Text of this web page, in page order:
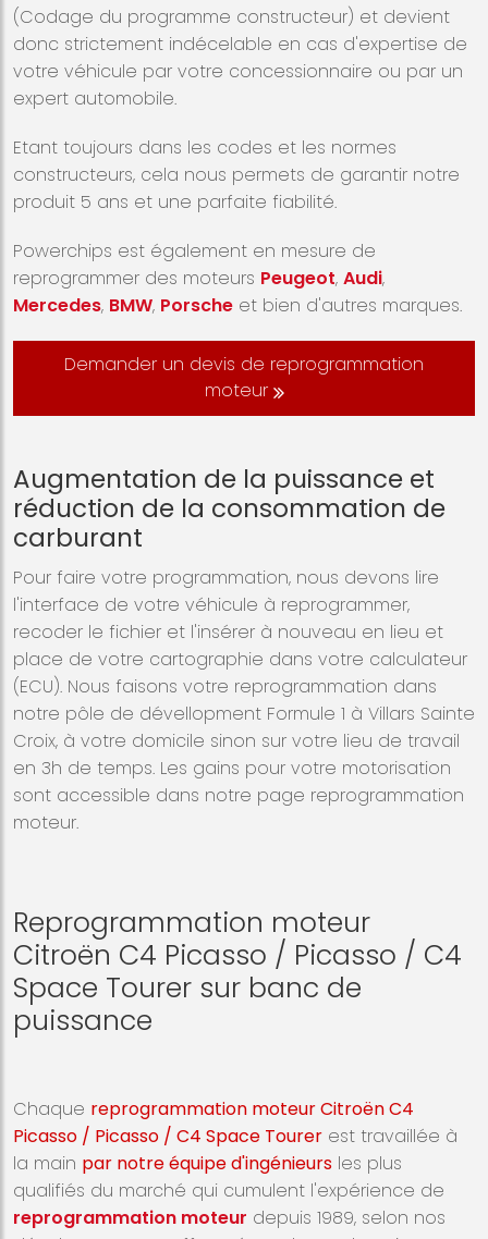
(Codage du programme constructeur) et devient
donc strictement indécelable en cas d'expertise de
votre véhicule par votre concessionnaire ou par un
expert automobile.
Etant toujours dans les codes et les normes
constructeurs, cela nous permets de garantir notre
produit 5 ans et une parfaite fiabilité.
Powerchips est également en mesure de
reprogrammer des moteurs Peugeot, Audi,
Mercedes, BMW, Porsche et bien d'autres marques.
Demander un devis de reprogrammation
moteur
Augmentation de la puissance et
réduction de la consommation de
carburant
Pour faire votre programmation, nous devons lire
l'interface de votre véhicule à reprogrammer,
recoder le fichier et l'insérer à nouveau en lieu et
place de votre cartographie dans votre calculateur
(ECU). Nous faisons votre reprogrammation dans
notre pôle de dévellopment Formule 1 à Villars Sainte
Croix, à votre domicile sinon sur votre lieu de travail
en 3h de temps. Les gains pour votre motorisation
sont accessible dans notre page reprogrammation
moteur.
Reprogrammation moteur
Citroën C4 Picasso / Picasso / C4
Space Tourer sur banc de
puissance
Chaque reprogrammation moteur Citroën C4
Picasso / Picasso / C4 Space Tourer est travaillée à
la main par notre équipe d'ingénieurs les plus
qualifiés du marché qui cumulent l'expérience de
reprogrammation moteur depuis 1989, selon nos